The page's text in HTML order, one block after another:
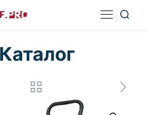
Каталог